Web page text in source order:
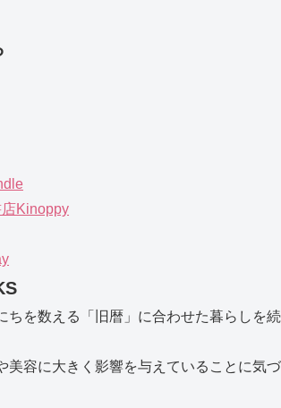
ちを数える「旧暦」に合わせた暮らしを続
美容に大きく影響を与えていることに気づ